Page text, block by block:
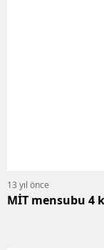
13 yıl önce
MİT mensubu 4